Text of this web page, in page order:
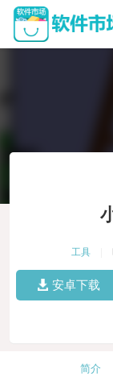
工具
安卓下载
简介